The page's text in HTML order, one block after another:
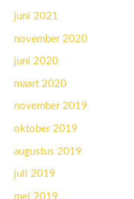
juni 2021
november 2020
juni 2020
maart 2020
november 2019
oktober 2019
augustus 2019
juli 2019
mei 2019